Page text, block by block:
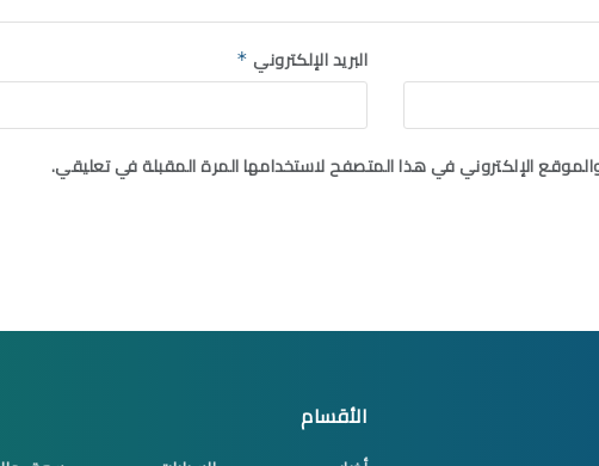
البريد الإلكتروني *
الإلكتروني في هذا المتصفح لاستخدامها المرة المقبلة في تعليقي.
الأقسام